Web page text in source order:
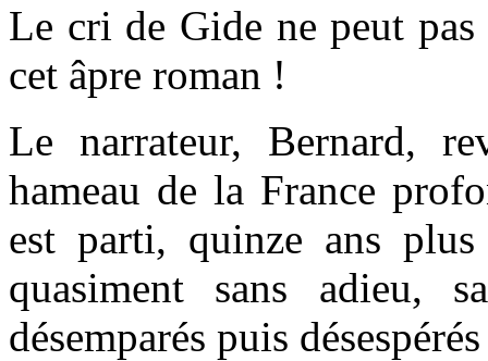
Le cri de Gide ne peut
cet âpre roman !
Le narrateur, Bernard,
hameau de la France
est parti, quinze ans
quasiment sans adieu,
désemparés puis